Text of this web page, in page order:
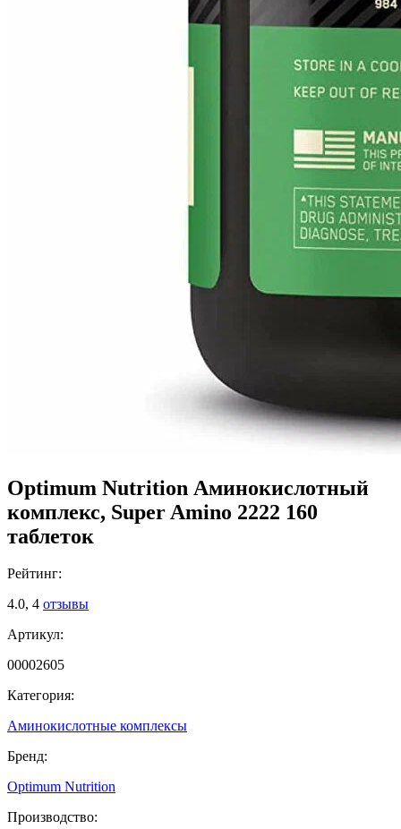
Optimum Nutrition Аминокислотный
комплекс, Super Amino 2222 160
таблеток
Рейтинг:
4.0, 4 отзывы
Артикул:
00002605
Категория:
Аминокислотные комплексы
Бренд:
Optimum Nutrition
Производство: